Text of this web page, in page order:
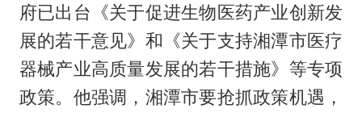
府已出台《关于促进生物医药产业创新发
展的若干意见》和《关于支持湘潭市医疗
器械产业高质量发展的若干措施》等专项
政策。他强调，湘潭市要抢抓政策机遇，